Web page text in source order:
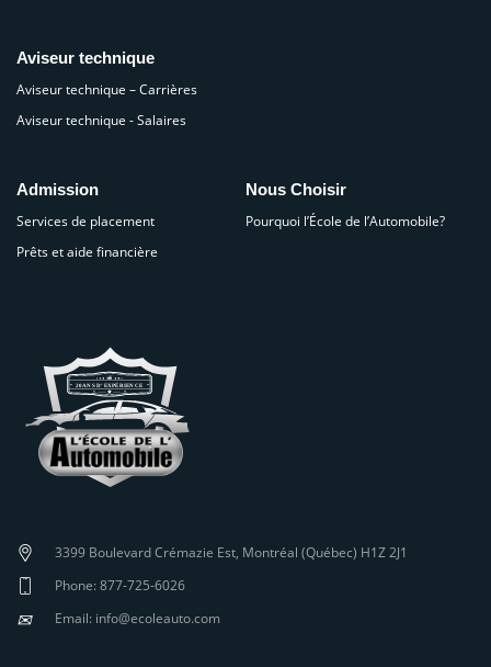
3399 Boulevard Crémazie Est, Montréal (Québec) H1Z 2J1
Phone: 877-725-6026
✉ Email: info@ecoleauto.com
Aviseur technique
Aviseur technique – Carrières
Aviseur technique - Salaires
Admission
Services de placement
Prêts et aide financière
Nous Choisir
Pourquoi l’École de l’Automobile?